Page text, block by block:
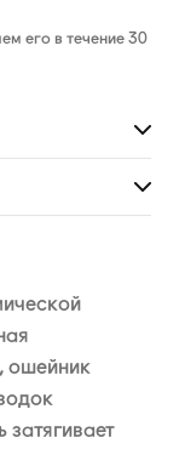
его в течение 30
ошейник
затягивает